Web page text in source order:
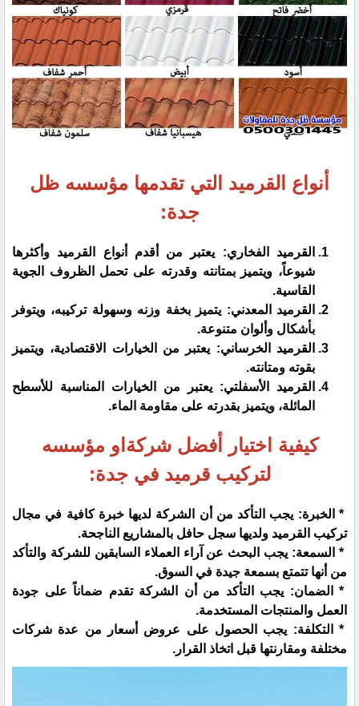
أنواع القرميد التي تقدمها مؤسسه ظل
جدة:
القرميد الفخاري: يعتبر من أقدم أنواع القرميد وأكثرها
شيوعاً، ويتميز بمتانته وقدرته على تحمل الظروف الجوية
القاسية.
القرميد المعدني: يتميز بخفة وزنه وسهولة تركيبه، ويتوفر
بأشكال وألوان متنوعة.
القرميد الخرساني: يعتبر من الخيارات الاقتصادية، ويتميز
بقوته ومتانته.
القرميد الأسفلتي: يعتبر من الخيارات المناسبة للأسطح
المائلة، ويتميز بقدرته على مقاومة الماء.
كيفية اختيار أفضل شركةاو مؤسسه
لتركيب قرميد في جدة:
* الخبرة: يجب التأكد من أن الشركة لديها خبرة كافية في مجال
تركيب القرميد ولديها سجل حافل بالمشاريع الناجحة.
* السمعة: يجب البحث عن آراء العملاء السابقين للشركة والتأكد
من أنها تتمتع بسمعة جيدة في السوق.
* الضمان: يجب التأكد من أن الشركة تقدم ضماناً على جودة
العمل والمنتجات المستخدمة.
* التكلفة: يجب الحصول على عروض أسعار من عدة شركات
مختلفة ومقارنتها قبل اتخاذ القرار.